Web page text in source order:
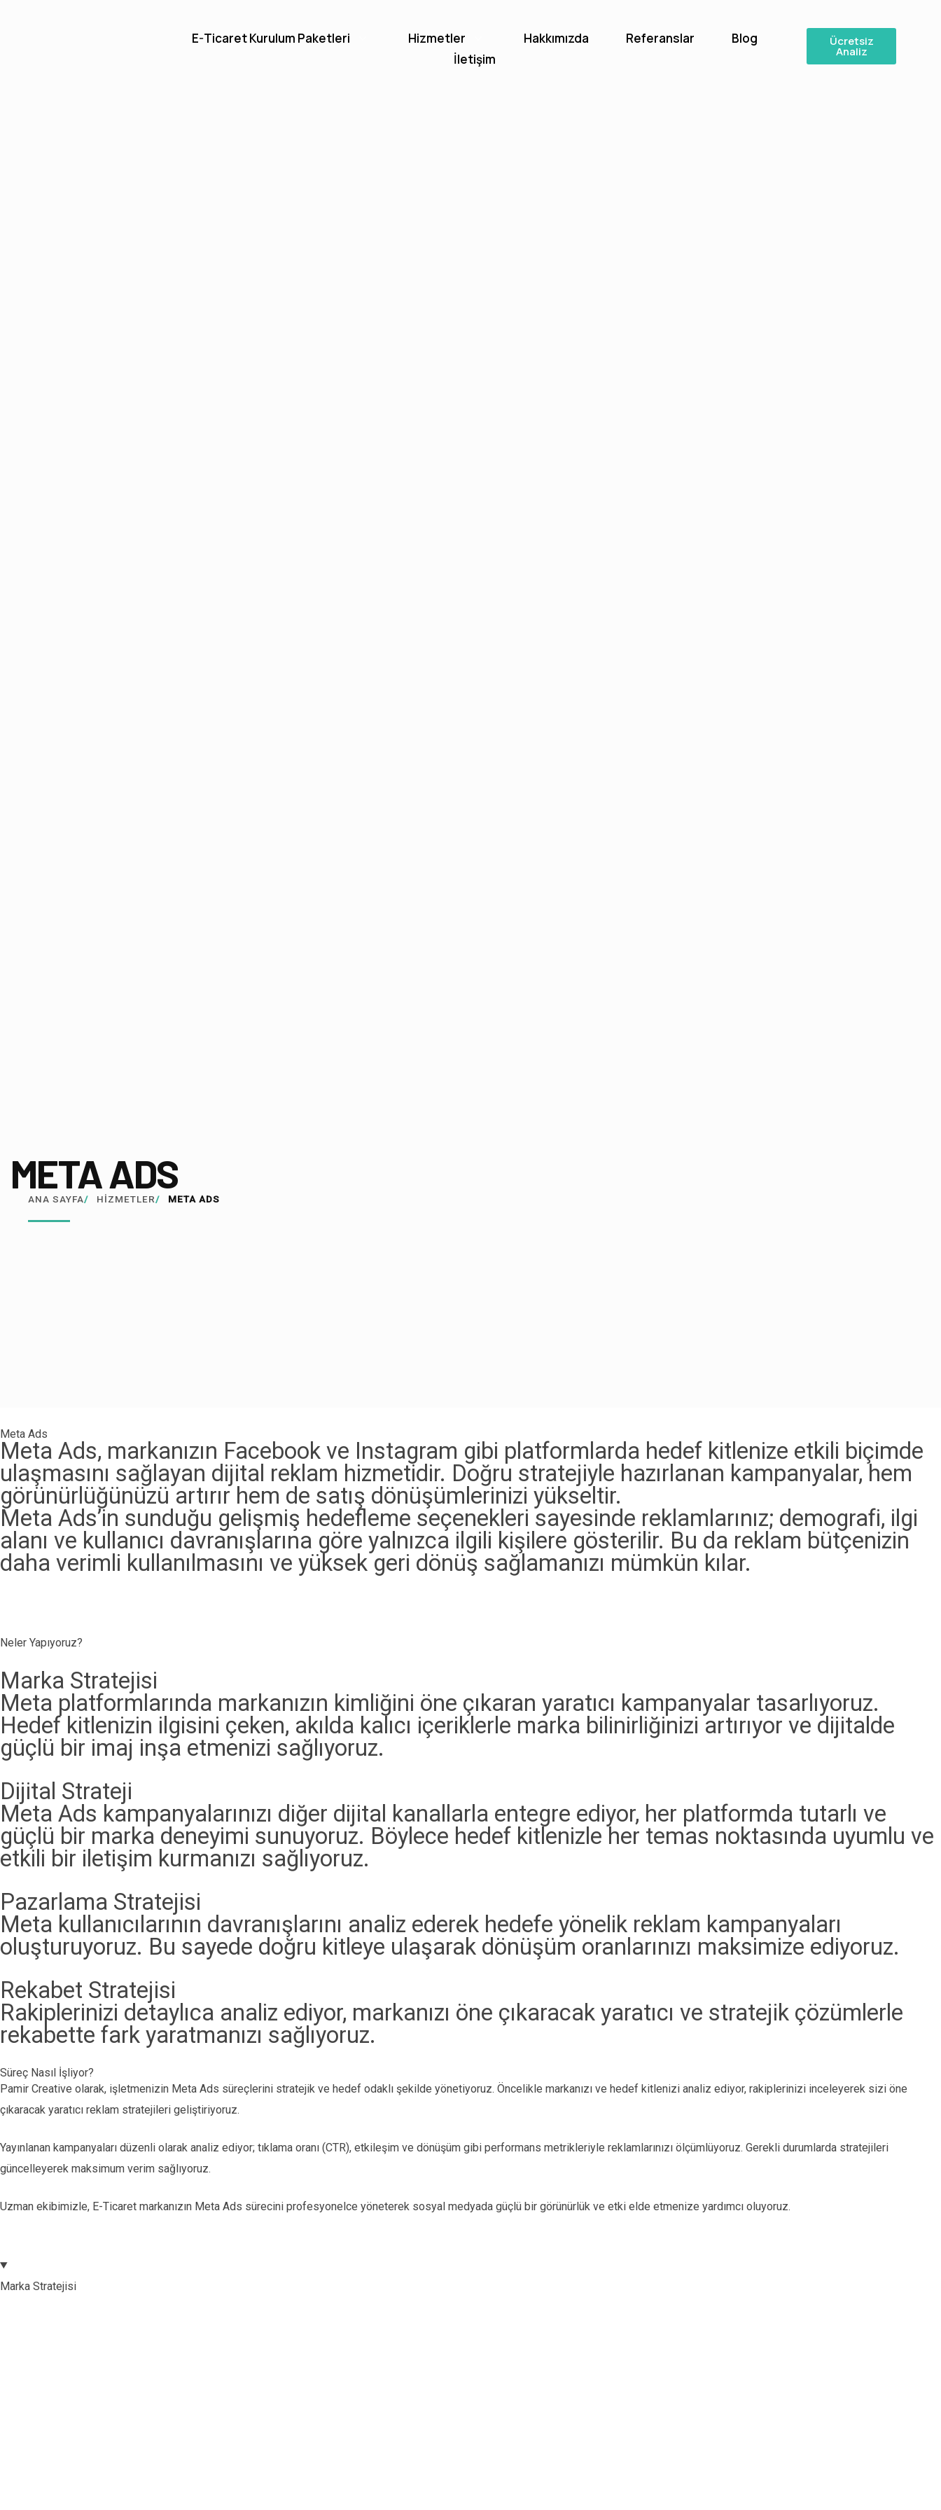
E-Ticaret Kurulum Paketleri Hizmetler Hakkımızda Referanslar
Blog
İletişim
Ücretsiz
Analiz
META ADS
ANA SAYFA/ HIZMETLER/ META ADS
Meta Ads
Meta Ads, markanızın Facebook ve Instagram gibi platformlarda hedef kitlenize etkili biçimde
ulaşmasını sağlayan dijital reklam hizmetidir. Doğru stratejiyle hazırlanan kampanyalar, hem
görünürlüğünüzü artırır hem de satış dönüşümlerinizi yükseltir.
Meta Ads’in sunduğu gelişmiş hedefleme seçenekleri sayesinde reklamlarınız; demografi, ilgi
alanı ve kullanıcı davranışlarına göre yalnızca ilgili kişilere gösterilir. Bu da reklam bütçenizin
daha verimli kullanılmasını ve yüksek geri dönüş sağlamanızı mümkün kılar.
Neler Yapıyoruz?
Marka Stratejisi
Meta platformlarında markanızın kimliğini öne çıkaran yaratıcı kampanyalar tasarlıyoruz.
Hedef kitlenizin ilgisini çeken, akılda kalıcı içeriklerle marka bilinirliğinizi artırıyor ve dijitalde
güçlü bir imaj inşa etmenizi sağlıyoruz.
Dijital Strateji
Meta Ads kampanyalarınızı diğer dijital kanallarla entegre ediyor, her platformda tutarlı ve
güçlü bir marka deneyimi sunuyoruz. Böylece hedef kitlenizle her temas noktasında uyumlu ve
etkili bir iletişim kurmanızı sağlıyoruz.
Pazarlama Stratejisi
Meta kullanıcılarının davranışlarını analiz ederek hedefe yönelik reklam kampanyaları
oluşturuyoruz. Bu sayede doğru kitleye ulaşarak dönüşüm oranlarınızı maksimize ediyoruz.
Rekabet Stratejisi
Rakiplerinizi detaylıca analiz ediyor, markanızı öne çıkaracak yaratıcı ve stratejik çözümlerle
rekabette fark yaratmanızı sağlıyoruz.
Süreç Nasıl İşliyor?
Pamir Creative olarak, işletmenizin Meta Ads süreçlerini stratejik ve hedef odaklı şekilde yönetiyoruz. Öncelikle markanızı ve hedef kitlenizi analiz ediyor, rakiplerinizi inceleyerek sizi öne
çıkaracak yaratıcı reklam stratejileri geliştiriyoruz.
Yayınlanan kampanyaları düzenli olarak analiz ediyor; tıklama oranı (CTR), etkileşim ve dönüşüm gibi performans metrikleriyle reklamlarınızı ölçümlüyoruz. Gerekli durumlarda stratejileri
güncelleyerek maksimum verim sağlıyoruz.
Uzman ekibimizle, E-Ticaret markanızın Meta Ads sürecini profesyonelce yöneterek sosyal medyada güçlü bir görünürlük ve etki elde etmenize yardımcı oluyoruz.
Marka Stratejisi